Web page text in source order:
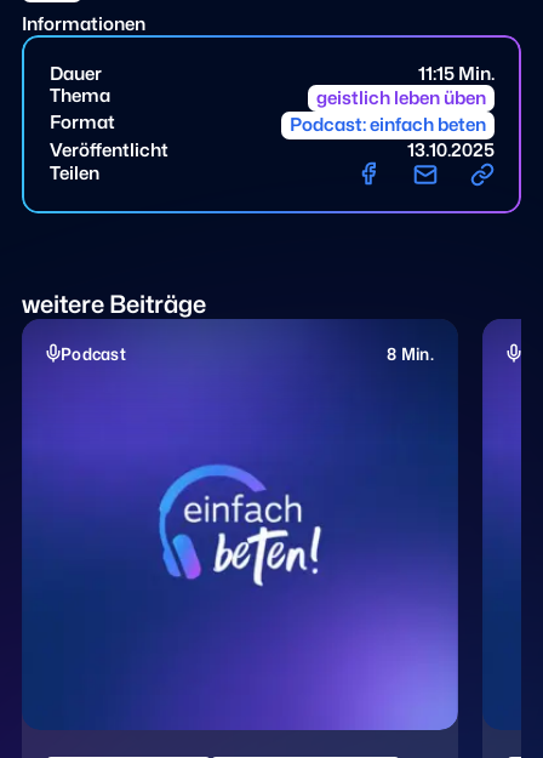
Informationen
Dauer
11:15 Min.
Thema
geistlich leben üben
Format
Podcast: einfach beten
Veröffentlicht
13.10.2025
Teilen
weitere Beiträge
Podcast 8 Min.